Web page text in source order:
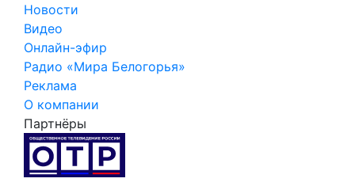
Новости
Видео
Онлайн-эфир
Радио «Мира Белогорья»
Реклама
О компании
Партнёры